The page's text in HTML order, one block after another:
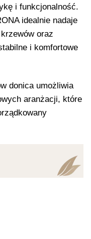
i funkcjonalność.
idealnie nadaje
oraz
i komfortowe
donica umożliwia
aranżacji, które